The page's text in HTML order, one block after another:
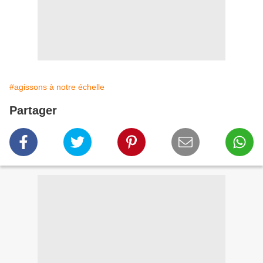
#agissons à notre échelle
Partager